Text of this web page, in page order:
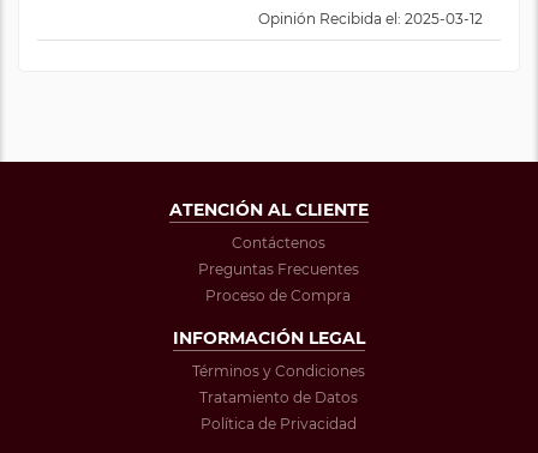
Opinión Recibida el: 2025-03-12
ATENCIÓN AL CLIENTE
Contáctenos
Preguntas Frecuentes
Proceso de Compra
INFORMACIÓN LEGAL
Términos y Condiciones
Tratamiento de Datos
Política de Privacidad